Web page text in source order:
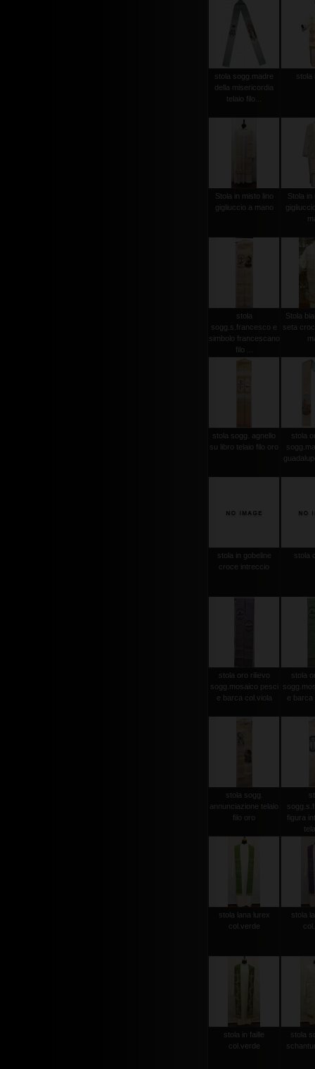
stola sogg.madre
della misericordia
telaio filo...
stola
Stola in misto lino
gigliuccio a mano
Stola in
stola
sogg.s.francesco e
simbolo francescano
filo ...
Stola
seta
stola sogg. agnello
su libro telaio filo oro
stola
stola in gobeline
croce intreccio
stola
stola oro rilievo
sogg.mosaico pesci
e barca col.viola
stola
e barca
stola sogg.
annunciazione telaio
filo oro
figura
stola lana lurex
col.verde
stola
stola in faille
col.verde
stola